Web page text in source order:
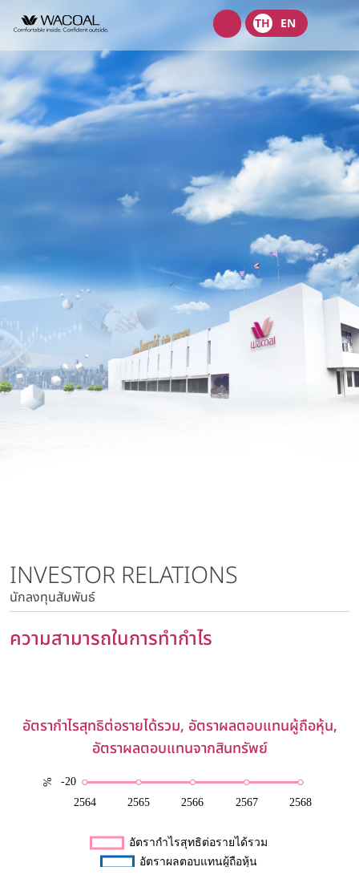
Wacoal
shop
TH EN
เกี่ยวกับเรา
วิสัยทัศน์ พันธกิจ และค่านิยม
ประวัติความเป็นมา
ลักษณะการประกอบธุรกิจ
คณะกรรมการ
ข้อบังคับบริษัท
ผลิตภัณฑ์
ชุดชั้นในสตรี
นักลงทุนสัมพันธ์
จุดเด่นทางการเงิน
ข้อมูลราคาหลักทรัพย์
ข้อมูลสำหรับผู้ถือหุ้น
ข่าวสารเพื่อนักลงทุน
ข้อมูลนำเสนอ
สอบถามข้อมูลนักลงทุน
การกำกับดูแลกิจการ
หลักการกำกับดูแลกิจการที่ดี
รายงานคณะกรรมการธรรมาภิบาลและการพัฒนาเพื่อความยั่งยืน
รายงานการปฎิบัติตามหลักการกำกับดูแลกิจการ
การต่อต้านคอร์รัปชัน
นโยบายการแจ้งเบาะแสหรือข้อร้องเรียน
นโยบายการกำกับดูแลบริษัทย่อยและบริษัทร่วม
นโยบายการสรรหากรรมการบริษัทและผู้บริหารระดับสูง
นโยบายการบริหารความเสี่ยง
นโยบายด้านภาษี
นโยบายด้านสิทธิมนุษยชน
นโยบายด้านสิทธิมนุษยชน
นโยบายความเป็นส่วนตัว
นโยบายความมั่นคงปลอดภัยของข้อมูลและระบบ
คอมพิวเตอร์
ความยั่งยืน
นโยบายด้านสังคม
นโยบายด้านสิ่งแวดล้อม
การขับเคลื่อนธุรกิจเพื่อความยั่งยืน
การบริหารจัดการห่วงโซ่คุณค่าของธุรกิจ
สมัครงาน
ติดต่อ
บริษัท ไทยวาโก้ จำกัด (มหาชน)
บริษัท วาโก้ศรีราชา จำกัด
บริษัท วาโก้ลำพูน จำกัด
บริษัท วาโก้กบินทร์บุรี จำกัด
INVESTOR RELATIONS
นักลงทุนสัมพันธ์
ความสามารถในการทำกำไร
อัตรากำไรสุทธิต่อรายได้รวม, อัตราผลตอบแทนผู้ถือหุ้น,
อัตราผลตอบแทนจากสินทรัพย์